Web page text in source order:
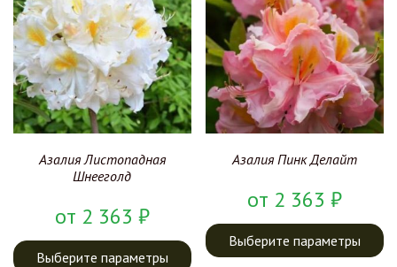
Азалия Листопадная
Шнееголд
от 2 363 ₽
Выберите параметры
Азалия Пинк Делайт
от 2 363₽
Выберите параметры